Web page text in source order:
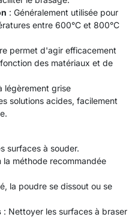
: Généralement utilisée pour
entre 600°C et 800°C
permet d'agir efficacement
des matériaux et de
légèrement grise
solutions acides, facilement
surfaces à souder.
la méthode recommandée
la poudre se dissout ou se
: Nettoyer les surfaces à braser